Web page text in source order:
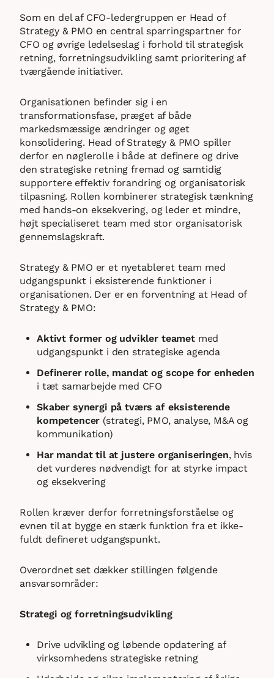
Som en del af CFO-ledergruppen er Head of
Strategy & PMO en central sparringspartner for
CFO og øvrige ledelseslag i forhold til strategisk
retning, forretningsudvikling samt prioritering af
tværgående initiativer.
Organisationen befinder sig i en
transformationsfase, præget af både
markedsmæssige ændringer og øget
konsolidering. Head of Strategy & PMO spiller
derfor en nøglerolle i både at definere og drive
den strategiske retning fremad og samtidig
supportere effektiv forandring og organisatorisk
tilpasning. Rollen kombinerer strategisk tænkning
med hands-on eksekvering, og leder et mindre,
højt specialiseret team med stor organisatorisk
gennemslagskraft.
Strategy & PMO er et nyetableret team med
udgangspunkt i eksisterende funktioner i
organisationen. Der er en forventning at Head of
Strategy & PMO:
Aktivt former og udvikler teametmed
udgangspunkt i den strategiske agenda
Definerer rolle, mandat og scope for enheden
i tæt samarbejde med CFO
Skaber synergi på tværs af eksisterende
kompetencer (strategi, PMO, analyse, M&A og
kommunikation)
Har mandat til at justere organiseringen, hvis
det vurderes nødvendigt for at styrke impact
og eksekvering
Rollen kræver derfor forretningsforståelse og
evnen til at bygge en stærk funktion fra et ikke-
fuldt defineret udgangspunkt.
Overordnet set dækker stillingen følgende
ansvarsområder:
Strategi og forretningsudvikling
Drive udvikling og løbende opdatering af
virksomhedens strategiske retning